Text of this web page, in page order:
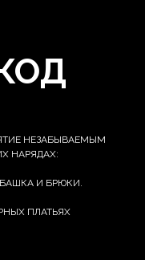
НЕЗАБЫВАЕМЫМ
НАРЯДАХ:
И БРЮКИ.
ПЛАТЬЯХ